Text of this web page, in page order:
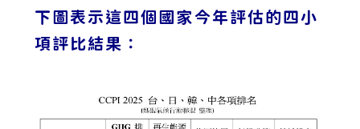
下圖表示這四個國家今年評估的四小
項評比結果：